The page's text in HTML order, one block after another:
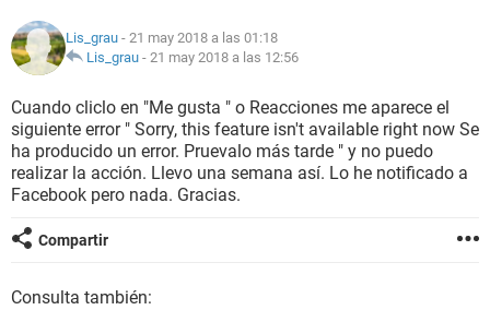
Lis_grau - 21 may 2018 a las 01:18
Lis_grau - 21 may 2018 a las 12:56
Cuando cliclo en "Me gusta " o Reacciones me aparece el
siguiente error " Sorry, this feature isn't available right now Se
ha producido un error. Pruevalo más tarde " y no puedo
realizar la acción. Llevo una semana así. Lo he notificado a
Facebook pero nada. Gracias.
Compartir
Consulta también: